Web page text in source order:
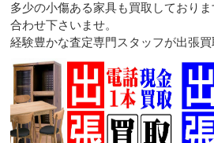
多少の小傷ある家具も買取しており
合わせ下さいませ。
経験豊かな査定専門スタッフが出張買